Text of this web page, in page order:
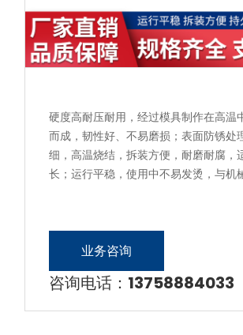
硬度高耐压耐用，经过模具制作在高温
而成，韧性好、不易磨损；表面防锈处
细，高温烧结，拆装方便，耐磨耐腐，
长；运行平稳，使用中不易发烫，与机
业务咨询
咨询电话： 13758884033